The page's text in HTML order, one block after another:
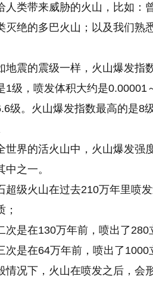
人类带来威胁的火山，比如：
灭绝的多巴火山；以及我们熟
地震的震级一样，火山爆发指
1级，喷发体积大约是0.00001
级。火山爆发指数最高的是8
世界的活火山中，火山爆发强
中之一。
超级火山在过去210万年里喷
；
次是在130万年前，喷出了280
次是在64万年前，喷出了1000
情况下，火山在喷发之后，会